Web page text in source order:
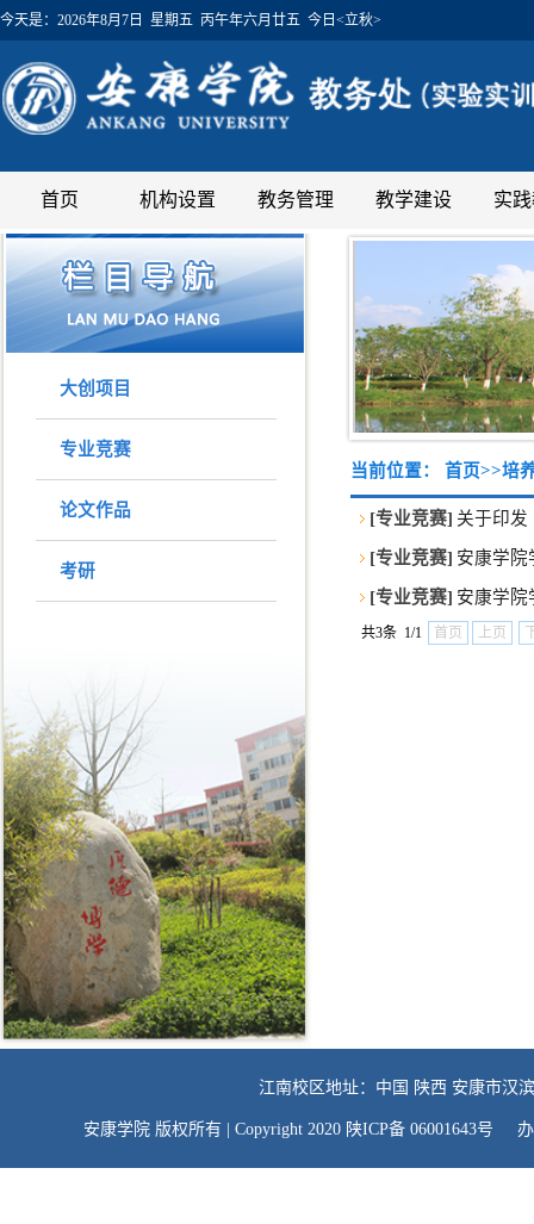
今天是： 2026年8月7日 星期五 丙午年六月廿五 今日<立秋>
首页 机构设置 教务管理 教学建设 实
大创项目
专业竞赛
论文作品
考研
当前位置： 首页>>培
[专业竞赛] 关于印发
[专业竞赛] 安康学院
[专业竞赛] 安康学院
共3条 1/1 首页 上页
江南校区地址：中国 陕西 安康市
安康学院 版权所有 | Copyright 2020 陕ICP备 06001643号